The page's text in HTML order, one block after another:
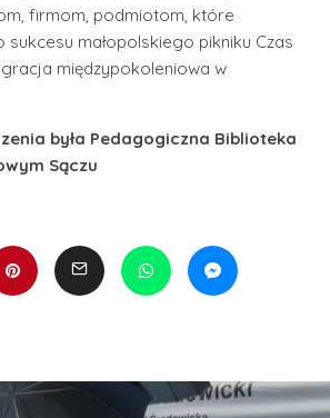
firmom, podmiotom, które
sukcesu małopolskiego pikniku Czas
międzypokoleniowa w
była Pedagogiczna Biblioteka
Sączu